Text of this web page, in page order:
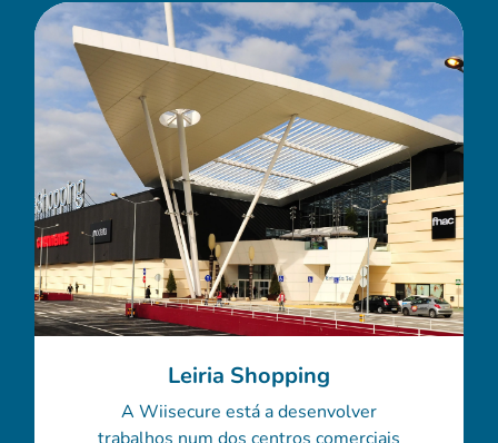
Leiria Shopping
A Wiisecure está a desenvolver